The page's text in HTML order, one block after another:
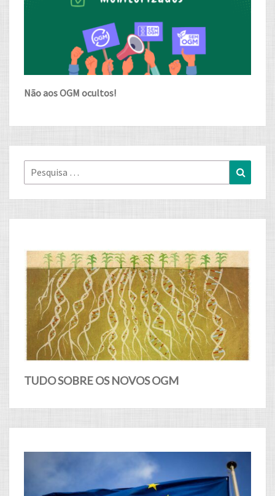
Não aos OGM ocultos!
Pesquisa
for:
TUDO SOBRE OS NOVOS OGM